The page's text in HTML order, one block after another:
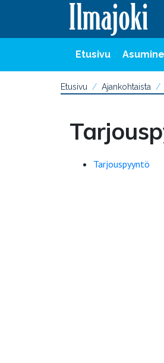
Etusivu
Etusivu Ajankohtaista
Tarjouspyyntö